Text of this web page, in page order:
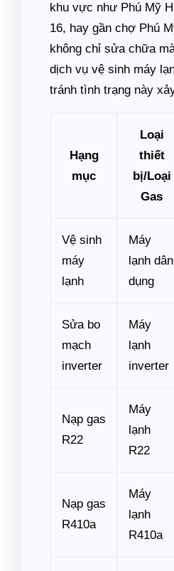
khu vực như Phú Mỹ
16, hay gần chợ Phú
không chỉ sửa chữa
dịch vụ vệ sinh máy
tránh tình trạng này
Hạng
mục
Loại
thiết
bị/Loại
Gas
Vệ sinh
máy
lạnh
Máy
lạnh dân
dụng
Sửa bo
mạch
inverter
Máy
lạnh
inverter
Nạp gas
R22
Máy
lạnh
R22
Nạp gas
R410a
Máy
lạnh
R410a